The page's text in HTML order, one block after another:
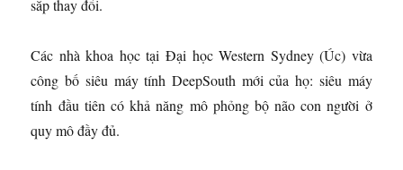
sắp thay đổi.
Các nhà khoa học tại Đại học Western Sydney (Úc) vừa
công bố siêu máy tính DeepSouth mới của họ: siêu máy
tính đầu tiên có khả năng mô phỏng bộ não con người ở
quy mô đầy đủ.